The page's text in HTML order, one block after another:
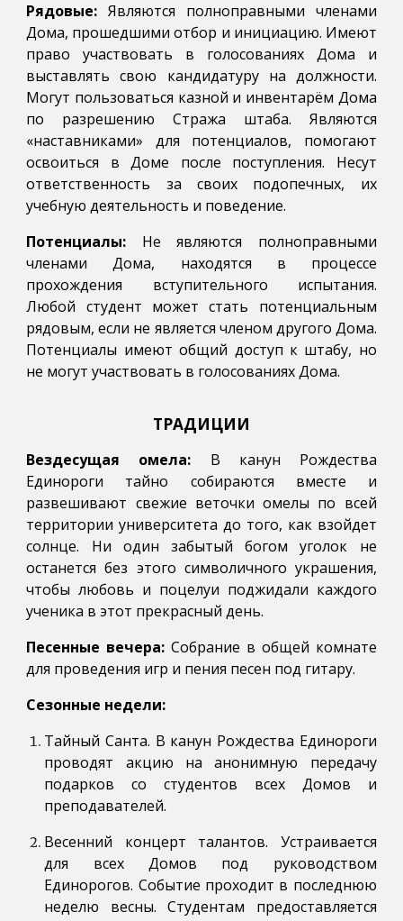
Рядовые:Являются полноправными членами
Дома, прошедшими отбор и инициацию. Имеют
право участвовать в голосованиях Дома и
выставлять свою кандидатуру на должности.
Могут пользоваться казной и инвентарём Дома
по разрешению Стража штаба. Являются
«наставниками» для потенциалов, помогают
освоиться в Доме после поступления. Несут
ответственность за своих подопечных, их
учебную деятельность и поведение.
Потенциалы: Не являются полноправными
членами Дома, находятся в процессе
прохождения вступительного испытания.
Любой студент может стать потенциальным
рядовым, если не является членом другого Дома.
Потенциалы имеют общий доступ к штабу, но
не могут участвовать в голосованиях Дома.
ТРАДИЦИИ
Вездесущая омела: В канун Рождества
Единороги тайно собираются вместе и
развешивают свежие веточки омелы по всей
территории университета до того, как взойдет
солнце. Ни один забытый богом уголок не
останется без этого символичного украшения,
чтобы любовь и поцелуи поджидали каждого
ученика в этот прекрасный день.
Песенные вечера: Собрание в общей комнате
для проведения игр и пения песен под гитару.
Сезонные недели:
Тайный Санта. В канун Рождества Единороги
проводят акцию на анонимную передачу
подарков со студентов всех Домов и
преподавателей.
Весенний концерт талантов. Устраивается
для всех Домов под руководством
Единорогов. Событие проходит в последнюю
неделю весны. Студентам предоставляется